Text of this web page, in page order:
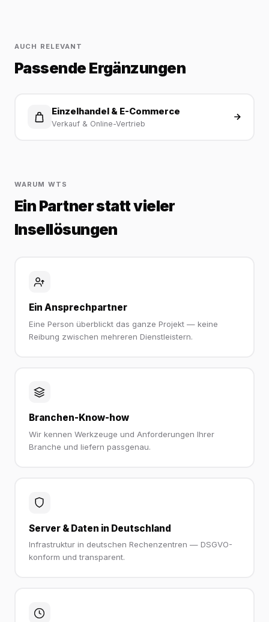
AUCH RELEVANT
Passende Ergänzungen
Einzelhandel & E-Commerce
Verkauf & Online-Vertrieb
WARUM WTS
Ein Partner statt vieler
Insellösungen
Ein Ansprechpartner
Eine Person überblickt das ganze Projekt — keine
Reibung zwischen mehreren Dienstleistern.
Branchen-Know-how
Wir kennen Werkzeuge und Anforderungen Ihrer
Branche und liefern passgenau.
Server & Daten in Deutschland
Infrastruktur in deutschen Rechenzentren — DSGVO-
konform und transparent.